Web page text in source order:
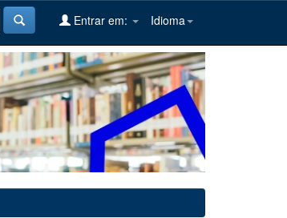
Idioma
Entrar em: